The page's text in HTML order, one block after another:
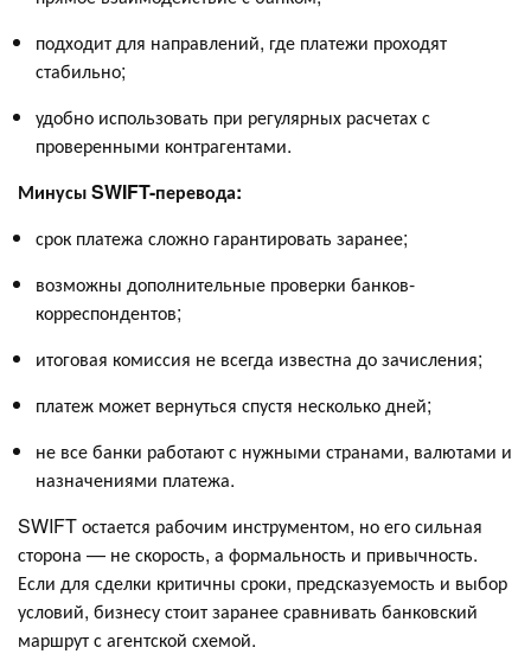
подходит для направлений, где платежи проходят
стабильно;
удобно использовать при регулярных расчетах с
проверенными контрагентами.
Минусы SWIFT-перевода:
срок платежа сложно гарантировать заранее;
возможны дополнительные проверки банков-
корреспондентов;
итоговая комиссия не всегда известна до зачисления;
платеж может вернуться спустя несколько дней;
не все банки работают с нужными странами, валютами и
назначениями платежа.
SWIFT остается рабочим инструментом, но его сильная
сторона — не скорость, а формальность и привычность.
Если для сделки критичны сроки, предсказуемость и выбор
условий, бизнесу стоит заранее сравнивать банковский
маршрут с агентской схемой.